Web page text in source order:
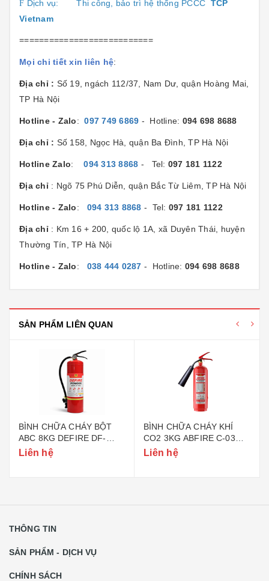
F Dịch vụ:Thi công, bảo trì hệ thống PCCC TCP
Vietnam
===========================
Mọi chi tiết xin liên hệ:
Địa chỉ : Số 19, ngách 112/37, Nam Dư, quận Hoàng Mai,
TP Hà Nội
Hotline - Zalo:097 749 6869 - Hotline: 094 698 8688
Địa chỉ : Số 158, Ngọc Hà, quận Ba Đình, TP Hà Nội
Hotline Zalo:094 313 8868 - Tel: 097 181 1122
Địa chỉ : Ngõ 75 Phú Diễn, quận Bắc Từ Liêm, TP Hà Nội
Hotline - Zalo: 094 313 8868 - Tel: 097 181 1122
Địa chỉ : Km 16 + 200, quốc lộ 1A, xã Duyên Thái, huyện
Thường Tín, TP Hà Nội
Hotline - Zalo: 038 444 0287 - Hotline: 094 698 8688
SẢN PHẨM LIÊN QUAN
BÌNH CHỮA CHÁY BỘT
ABC 8KG DEFIRE DF-
ABC8 (BỘ CÔNG AN)
Liên hệ
BÌNH CHỮA CHÁY KHÍ
CO2 3KG ABFIRE C-03
(TEM BỘ CÔNG AN)
Liên hệ
THÔNG TIN
SẢN PHẨM - DỊCH VỤ
CHÍNH SÁCH